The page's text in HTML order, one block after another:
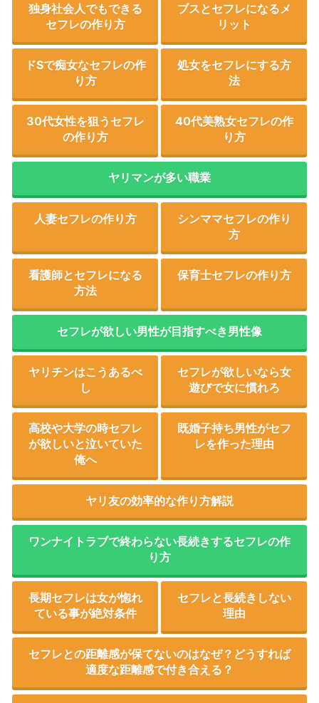
独身社会人でもできる
セフレの作り方
ブスとセフレになるメ
リット
ドSで痴女なセフレの作
り方
処女をセフレにする方
法
30代女性を狙うセフレ
の作り方
40代美熟女セフレの作
り方
ヤリマンが多い職業
人妻セフレの作り方
シンママセフレの作り
方
看護師とセフレになる
方法
保育士セフレの作り方
セフレが欲しい男性が目指すべき男性像
ヤリチンはこうあるべ
し
セフレが欲しいなら女
遊びで女に慣れろ
高校や大学の時セフレ
が欲しいと泣いていた
俺へ
既婚子持ち男性がセフ
レを作った理由
ヤリ友の効率的な作り方解説
ワンナイトラブで終わらない長続きするセフレの作
り方
長期セフレは女が惚れ
ている事が絶対条件
セフレと長続きしない
理由
セフレとの距離感が保てないのはなぜ？どうすれば
適度な距離感で付き合える？